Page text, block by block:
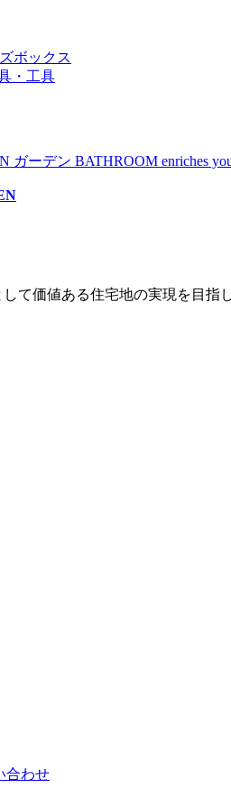
ボックス
・工具
ガーデン BATHROOM enriches
て価値ある住宅地の実現を目指
合わせ